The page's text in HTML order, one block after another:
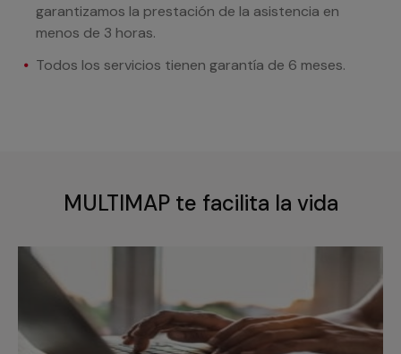
garantizamos la prestación de la asistencia en
menos de 3 horas.
Todos los servicios tienen garantía de 6 meses.
MULTIMAP te facilita la vida